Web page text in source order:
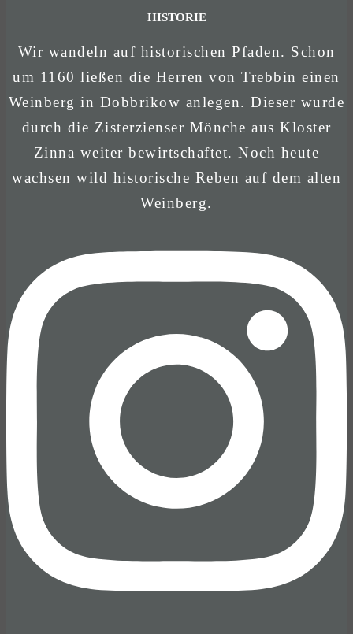
HISTORIE
Wir wandeln auf historischen Pfaden. Schon
um 1160 ließen die Herren von Trebbin einen
Weinberg in Dobbrikow anlegen. Dieser wurde
durch die Zisterzienser Mönche aus Kloster
Zinna weiter bewirtschaftet. Noch heute
wachsen wild historische Reben auf dem alten
Weinberg.